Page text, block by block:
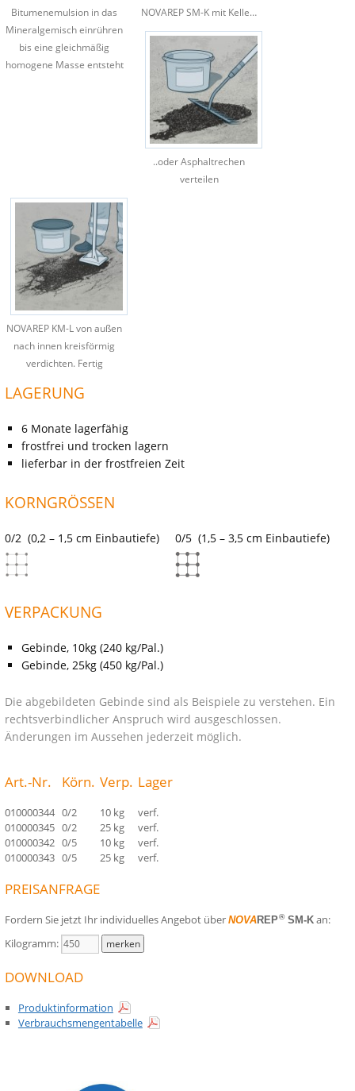
Bitumenemulsion in das
Mineralgemisch einrühren
bis eine gleichmäßig
homogene Masse entsteht
NOVAREP SM-K mit Kelle…
..oder Asphaltrechen
verteilen
NOVAREP KM-L von außen
nach innen kreisförmig
verdichten. Fertig
LAGERUNG
6 Monate lagerfähig
frostfrei und trocken lagern
lieferbar in der frostfreien Zeit
KORNGRÖSSEN
0/2 (0,2 – 1,5 cm Einbautiefe) 0/5 (1,5 – 3,5 cm Einbautiefe)
VERPACKUNG
Gebinde, 10kg (240 kg/Pal.)
Gebinde, 25kg (450 kg/Pal.)
Die abgebildeten Gebinde sind als Beispiele zu verstehen. Ein
rechtsverbindlicher Anspruch wird ausgeschlossen.
Änderungen im Aussehen jederzeit möglich.
Art.-Nr. Körn. Verp. Lager
010000344 0/2 10 kg
verf.
010000345 0/2 25 kg
verf.
010000342 0/5 10 kg
verf.
010000343 0/5 25 kg verf.
PREISANFRAGE
Fordern Sie jetzt Ihr individuelles Angebot über NOVAREP®SM-K an:
Kilogramm:
DOWNLOAD
Produktinformation
Verbrauchsmengentabelle